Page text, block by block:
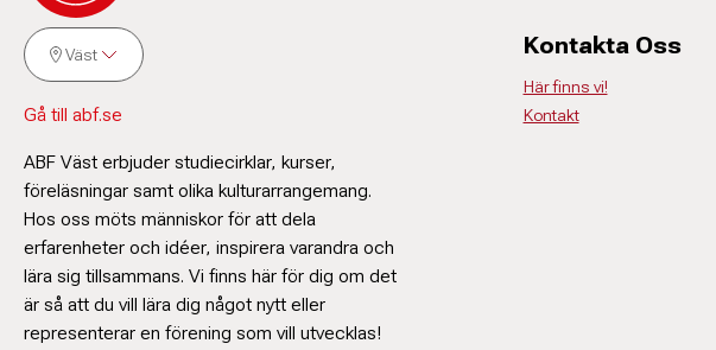
Jörgen
Väst
Gå till abf.se
ABF Väst erbjuder studiecirklar, kurser,
föreläsningar samt olika kulturarrangemang.
Hos oss möts människor för att dela
erfarenheter och idéer, inspirera varandra och
lära sig tillsammans. Vi finns här för dig om det
är så att du vill lära dig något nytt eller
representerar en förening som vill utvecklas!
Kontakta Oss
Här finns vi!
Kontakt